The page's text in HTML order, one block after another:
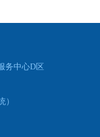
务中心D区
）